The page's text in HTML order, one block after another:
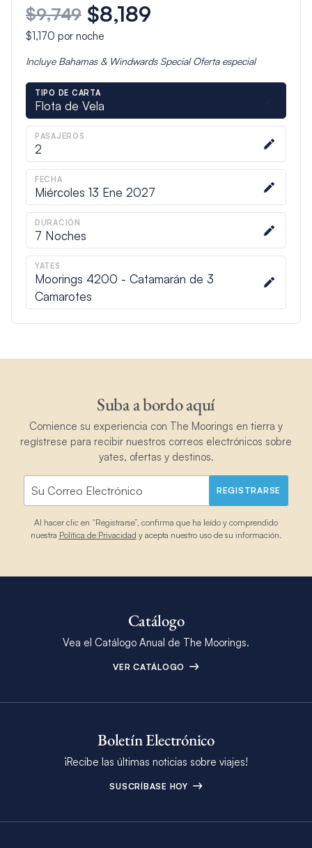
$9,749 $8,189
$1,170 por noche
Incluye Bahamas & Windwards SpecialOferta especial
TIPO DE CARTA
Flota de Vela
PASAJEROS
2
FECHA
Miércoles 13 Ene 2027
DURACIÓN
7 Noches
YATES
Moorings 4200 - Catamarán de 3
Camarotes
Suba a bordo aquí
Comience su experiencia con The Moorings en tierra y
regístrese para recibir nuestros correos electrónicos sobre
yates, ofertas y destinos.
REGISTRARSE
Al hacer clic en “Registrarse”, confirma que ha leído y comprendido
nuestra Política de Privacidad y acepta nuestro uso de su información.
Catálogo
Vea el Catálogo Anual de The Moorings.
VER CATÁLOGO
Boletín Electrónico
¡Recibe las últimas noticias sobre viajes!
SUSCRÍBASE HOY